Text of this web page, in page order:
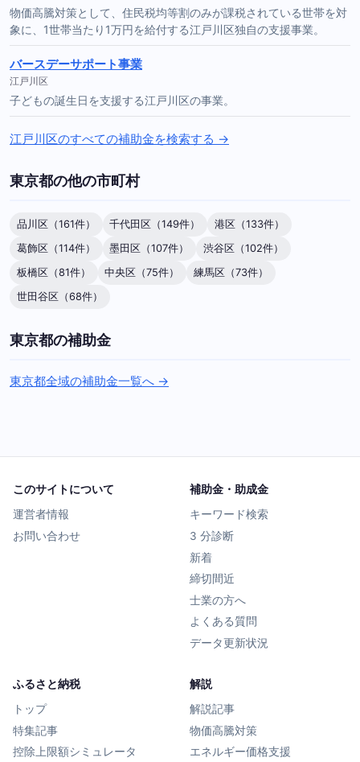
物価高騰対策として、住民税均等割のみが課税されている世帯を対
象に、1世帯当たり1万円を給付する江戸川区独自の支援事業。
バースデーサポート事業
江戸川区
子どもの誕生日を支援する江戸川区の事業。
江戸川区のすべての補助金を検索する →
東京都の他の市町村
品川区（161件） 千代田区（149件）
港区（133件）
葛飾区（114件）
墨田区（107件）
渋谷区（102件）
板橋区（81件）
中央区（75件）
練馬区（73件）
世田谷区（68件）
東京都の補助金
東京都全域の補助金一覧へ →
このサイトについて
運営者情報
お問い合わせ
補助金・助成金
キーワード検索
3 分診断
新着
締切間近
士業の方へ
よくある質問
データ更新状況
ふるさと納税
トップ
特集記事
控除上限額シミュレータ
解説
解説記事
物価高騰対策
エネルギー価格支援